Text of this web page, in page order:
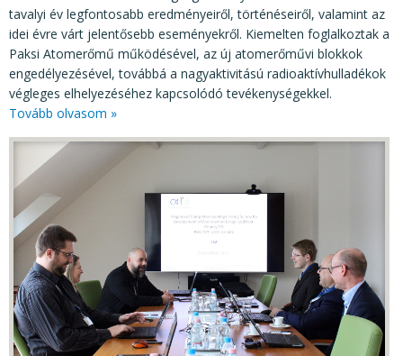
tavalyi év legfontosabb eredményeiről, történéseiről, valamint az
idei évre várt jelentősebb eseményekről. Kiemelten foglalkoztak a
Paksi Atomerőmű működésével, az új atomerőművi blokkok
engedélyezésével, továbbá a nagyaktivitású radioaktívhulladékok
végleges elhelyezéséhez kapcsolódó tevékenységekkel.
Tovább olvasom »